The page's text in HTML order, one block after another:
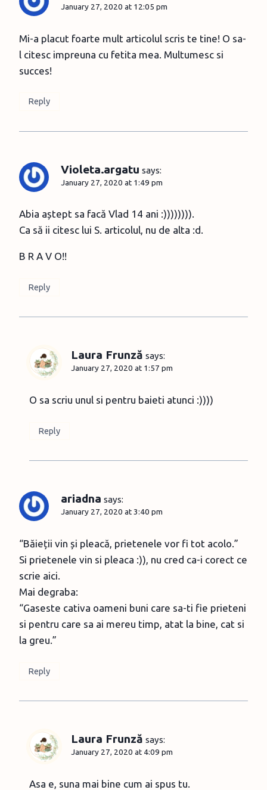
January 27, 2020 at 12:05 pm
Mi-a placut foarte mult articolul scris te tine! O sa-
l citesc impreuna cu fetita mea. Multumesc si
succes!
Reply
Violeta.argatu says:
January 27, 2020 at 1:49 pm
Abia aștept sa facă Vlad 14 ani :)))))))).
Ca să ii citesc lui S. articolul, nu de alta :d.
B R A V O!!
Reply
Laura Frunză says:
January 27, 2020 at 1:57 pm
O sa scriu unul si pentru baieti atunci :))))
Reply
ariadna says:
January 27, 2020 at 3:40 pm
“Băieții vin și pleacă, prietenele vor fi tot acolo.”
Si prietenele vin si pleaca :)), nu cred ca-i corect ce
scrie aici.
Mai degraba:
“Gaseste cativa oameni buni care sa-ti fie prieteni
si pentru care sa ai mereu timp, atat la bine, cat si
la greu.”
Reply
Laura Frunză says:
January 27, 2020 at 4:09 pm
Asa e, suna mai bine cum ai spus tu.